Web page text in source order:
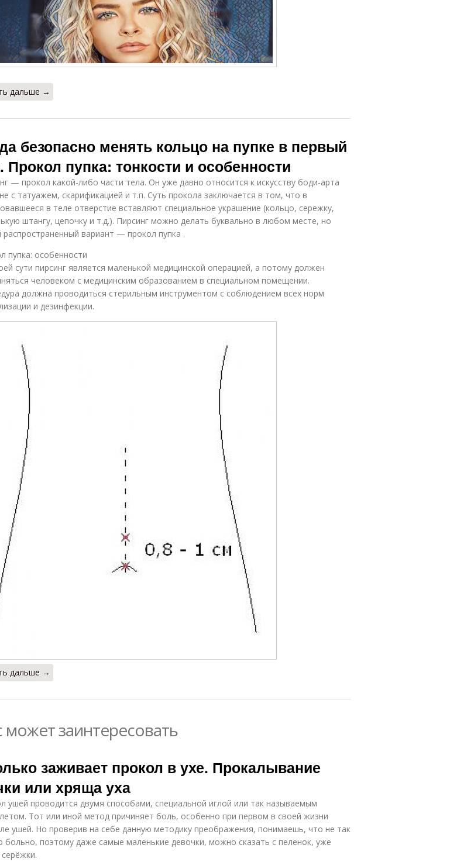
дальше →
безопасно менять кольцо на пупке в первый
Прокол пупка: тонкости и особенности
— прокол какой-либо части тела. Он уже давно относится к искусству боди-арта
с татуажем, скарификацией и т.п. Суть прокола заключается в том, что в
в теле отверстие вставляют специальное украшение (кольцо, сережку,
штангу, цепочку и т.д.). Пирсинг можно делать буквально в любом месте, но
распространенный вариант — прокол пупка .
пупка: особенности
сути пирсинг является маленькой медицинской операцией, а потому должен
человеком с медицинским образованием в специальном помещении.
должна проводиться стерильным инструментом с соблюдением всех норм
и дезинфекции.
дальше →
может заинтересовать
заживает прокол в ухе. Прокалывание
или хряща уха
ушей проводится двумя способами, специальной иглой или так называемым
Тот или иной метод причиняет боль, особенно при первом в своей жизни
ушей. Но проверив на себе данную методику преображения, понимаешь, что не так
больно, поэтому даже самые маленькие девочки, можно сказать с пеленок, уже